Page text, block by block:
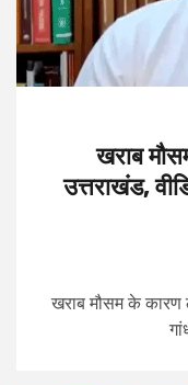
खराब
उत्तराखंड,
खराब मौसम के कारण